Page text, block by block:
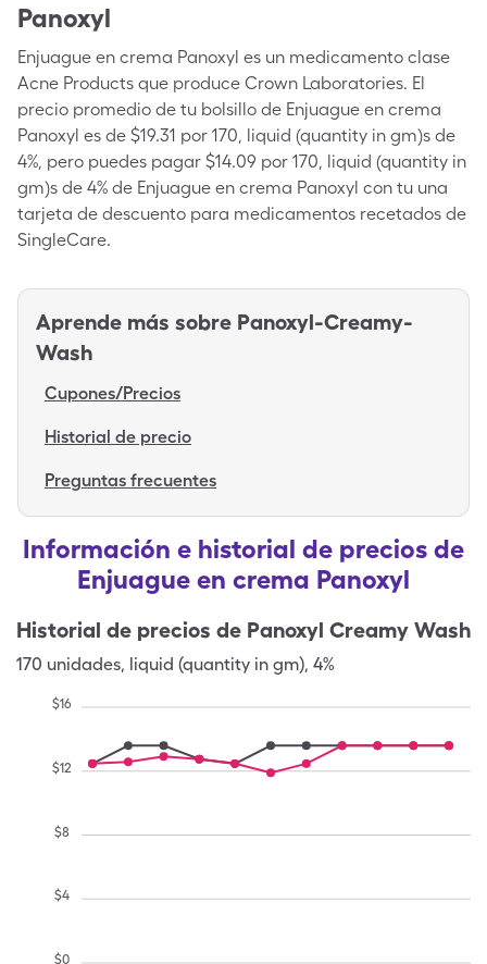
Panoxyl
Enjuague en crema Panoxyl es un medicamento clase
Acne Products que produce Crown Laboratories. El
precio promedio de tu bolsillo de Enjuague en crema
Panoxyl es de $19.31 por 170, liquid (quantity in gm)s de
4%, pero puedes pagar $14.09 por 170, liquid (quantity in
gm)s de 4% de Enjuague en crema Panoxyl con tu una
tarjeta de descuento para medicamentos recetados de
SingleCare.
Aprende más sobre Panoxyl-Creamy-
Wash
Cupones/Precios
Historial de precio
Preguntas frecuentes
Información e historial de precios de
Enjuague en crema Panoxyl
Historial de precios de Panoxyl Creamy Wash
170 unidades, liquid (quantity in gm), 4%
$0
$4
$8
$12
$16